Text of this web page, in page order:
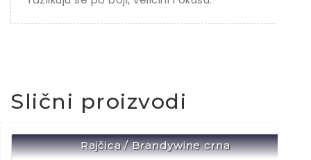
Slični proizvodi
Rajčica / Brandywine crna